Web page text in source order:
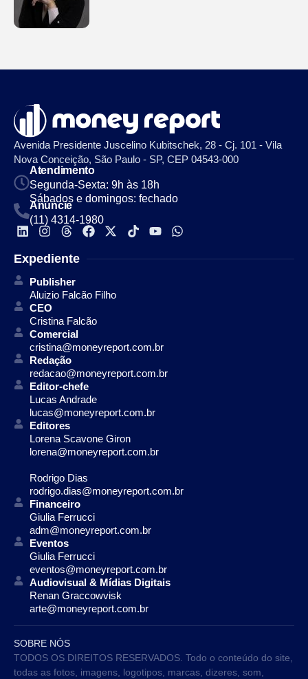
Avenida Presidente Juscelino Kubitschek, 28 - Cj. 101 - Vila
Nova Conceição, São Paulo - SP, CEP 04543-000
Atendimento
Segunda-Sexta: 9h às 18h
Sábados e domingos: fechado
Anuncie
(11) 4314-1980
Expediente
Publisher
Aluizio Falcão Filho
CEO
Cristina Falcão
Comercial
cristina@moneyreport.com.br
Redação
redacao@moneyreport.com.br
Editor-chefe
Lucas Andrade
lucas@moneyreport.com.br
Editores
Lorena Scavone Giron
lorena@moneyreport.com.br
Rodrigo Dias
rodrigo.dias@moneyreport.com.br
Financeiro
Giulia Ferrucci
adm@moneyreport.com.br
Eventos
Giulia Ferrucci
eventos@moneyreport.com.br
Audiovisual & Mídias Digitais
Renan Graccowvisk
arte@moneyreport.com.br
SOBRE NÓS
TODOS OS DIREITOS RESERVADOS. Todo o conteúdo do site,
todas as fotos, imagens, logotipos, marcas, dizeres, som,